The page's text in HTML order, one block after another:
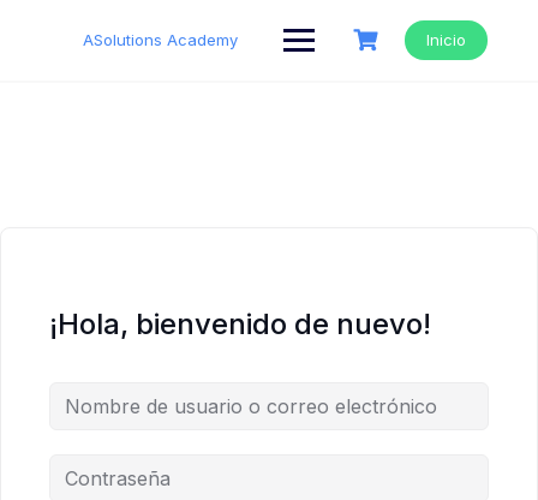
ASolutions Academy Inicio
¡Hola, bienvenido de nuevo!